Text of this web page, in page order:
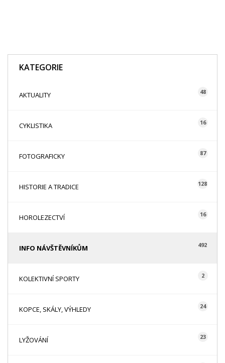
KATEGORIE
AKTUALITY 48
CYKLISTIKA 16
FOTOGRAFICKY 87
HISTORIE A TRADICE 128
HOROLEZECTVÍ 16
INFO NÁVŠTĚVNÍKŮM 492
KOLEKTIVNÍ SPORTY 2
KOPCE, SKÁLY, VÝHLEDY 24
LYŽOVÁNÍ 23